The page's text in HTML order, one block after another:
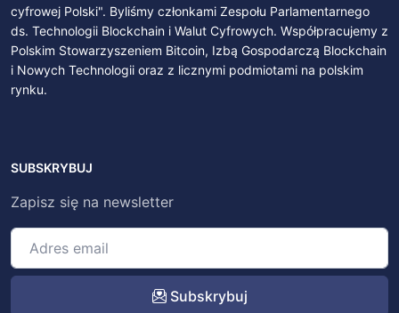
cyfrowej Polski". Byliśmy członkami Zespołu Parlamentarnego
ds. Technologii Blockchain i Walut Cyfrowych. Współpracujemy z
Polskim Stowarzyszeniem Bitcoin, Izbą Gospodarczą Blockchain
i Nowych Technologii oraz z licznymi podmiotami na polskim
rynku.
SUBSKRYBUJ
Zapisz się na newsletter
Subskrybuj